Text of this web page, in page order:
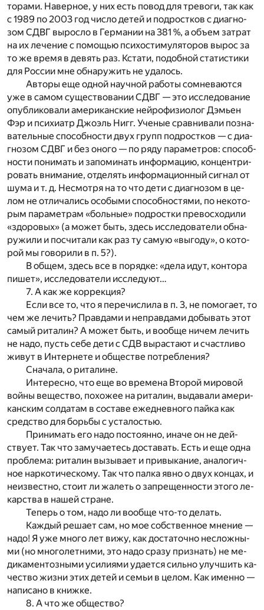
то­ра­ми. На­вер­ное, у них есть по­вод для тре­во­ги, так как
с 1989 по 2003 год чис­ло де­тей и под­рост­ков с диа­гно­
зом СДВГ вы­рос­ло в Гер­ма­нии на 381 %, а объ­ем за­трат
на их ле­че­ние с по­мо­щью пси­хо­сти­му­ля­то­ров вы­рос за
то же вре­мя в де­вять раз. Кста­ти, по­доб­ной ста­ти­сти­ки
для Рос­сии мне об­на­ру­жить не уда­лось.
Ав­то­ры еще од­ной на­уч­ной ра­бо­ты со­мне­ва­ют­ся
уже в са­мом су­ще­ство­ва­нии СДВГ — это ис­сле­до­ва­ние
опуб­ли­ко­ва­ли аме­ри­кан­ские ней­ро­фи­зио­лог Дэмьен
Фэр и пси­хи­атр Джо­эль Нигг. Уче­ные срав­ни­ва­ли по­зна­
ва­тель­ные спо­соб­но­сти двух групп под­рост­ков — с диа­
гно­зом СДВГ и без оно­го — по ряду па­ра­мет­ров: спо­соб­
но­сти по­ни­мать и за­по­ми­нать ин­фор­ма­цию, кон­цен­три­
ро­вать вни­ма­ние, от­де­лять ин­фор­ма­ци­он­ный сиг­нал от
шума и т. д. Не­смот­ря на то что дети с диа­гно­зом в це­
лом не от­ли­ча­лись осо­бы­ми спо­соб­но­стя­ми, по не­ко­то­
рым па­ра­мет­рам «боль­ные» под­рост­ки пре­вос­хо­ди­ли
«здо­ро­вых» (а мо­жет быть, здесь ис­сле­до­ва­те­ли об­на­
ру­жи­ли и по­счи­та­ли как раз ту са­мую «вы­го­ду», о ко­то­
рой мы го­во­ри­ли в п. 5?).
В об­щем, здесь все в по­ряд­ке: «дела идут, кон­то­ра
пи­шет», ис­сле­до­ва­те­ли ис­сле­ду­ют…
7. А как же кор­рек­ция?
Если все то, что я пе­ре­чис­ли­ла в п. 3, не по­мо­га­ет, то
чем же ле­чить? Прав­да­ми и не­прав­да­ми до­бы­вать этот
са­мый ри­та­лин? А мо­жет быть, и во­об­ще ни­чем ле­чить
не надо, пусть себе дети с СДВ вы­рас­та­ют и счаст­ли­во
жи­вут в Ин­тер­не­те и об­ще­стве по­треб­ле­ния?
Сна­ча­ла, о ри­та­ли­не.
Ин­те­рес­но, что еще во вре­ме­на Вто­рой ми­ро­вой
вой­ны ве­ще­ство, по­хо­жее на ри­та­лин, вы­да­ва­ли аме­ри­
кан­ским сол­да­там в со­ста­ве еже­днев­но­го пай­ка как
сред­ство для борь­бы с уста­ло­стью.
При­ни­мать его надо по­сто­ян­но, ина­че он не дей­
ству­ет. Так что за­му­ча­е­тесь до­ста­вать. Есть и еще одна
про­бле­ма: ри­та­лин вы­зы­ва­ет и при­вы­ка­ние, ана­ло­гич­
ное нар­ко­ти­че­ско­му. Так что пал­ка явно о двух кон­цах, и
не­из­вест­но, сто­ит ли жа­леть о за­пре­щен­но­сти это­го ле­
кар­ства в на­шей стра­не.
Те­перь о том, надо ли во­об­ще что-то де­лать.
Каж­дый ре­ша­ет сам, но мое соб­ствен­ное мне­ние —
надо! Я уже мно­го лет вижу, как до­ста­точ­но не­слож­ны­
ми (но мно­го­лет­ни­ми, это надо сра­зу при­знать) не ме­
ди­ка­мен­тоз­ны­ми уси­ли­я­ми уда­ет­ся силь­но улуч­шить ка­
че­ство жиз­ни этих де­тей и се­мьи в це­лом. Как имен­но —
на­пи­са­но в книж­ке.
8. А что же об­ще­ство?